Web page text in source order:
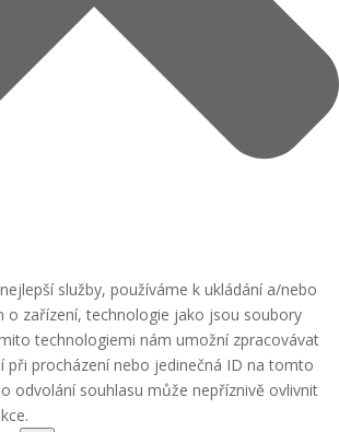
služby, používáme k ukládání a/nebo
o zařízení, technologie jako jsou soubory
technologiemi nám umožní zpracovávat
při procházení nebo jedinečná ID na tomto
odvolání souhlasu může nepříznivě ovlivnit